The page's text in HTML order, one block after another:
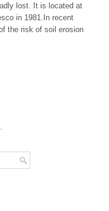
lost. It is located at
in 1981.In recent
the risk of soil erosion